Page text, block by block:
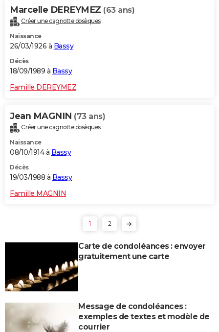
Marcelle DEREYMEZ (63 ans)
Créer une cagnotte obsèques
Naissance
26/03/1926 à Bassy
Décès
18/09/1989 à Bassy
Famille DEREYMEZ
Jean MAGNIN (73 ans)
Créer une cagnotte obsèques
Naissance
08/10/1914 à Bassy
Décès
19/03/1988 à Bassy
Famille MAGNIN
1 2
Carte de condoléances : envoyer
gratuitement une carte
Message de condoléances :
exemples de textes et modèle de
courrier